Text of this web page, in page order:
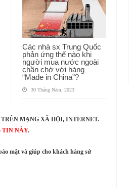
Các nhà sx Trung Quốc
phản ứng thế nào khi
người mua nước ngoài
chần chờ với hàng
“Made in China”?
30 Tháng Năm, 2023
MẠNG XÃ HỘI, INTERNET.
TIN NÀY.
mật và giúp cho khách hàng sử